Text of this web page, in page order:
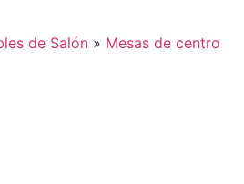
de Salón » Mesas de centro